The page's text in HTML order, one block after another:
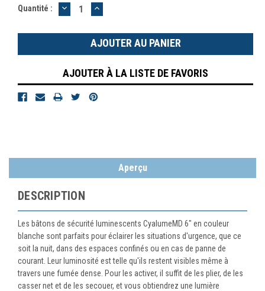
Quantité : DIMINUER
LA
:
AUGMENTER
LA
:
AJOUTER À LA LISTE DE FAVORIS
Aperçu
DESCRIPTION
Les bâtons de sécurité luminescents CyalumeMD 6" en couleur
blanche sont parfaits pour éclairer les situations d'urgence, que ce
soit la nuit, dans des espaces confinés ou en cas de panne de
courant. Leur luminosité est telle qu'ils restent visibles même à
travers une fumée dense. Pour les activer, il suffit de les plier, de les
casser net et de les secouer, et vous obtiendrez une lumière